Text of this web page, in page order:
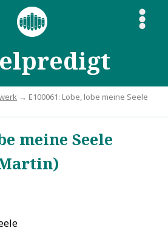
S
→ E100061: Lobe, lobe meine Seele
meine Seele